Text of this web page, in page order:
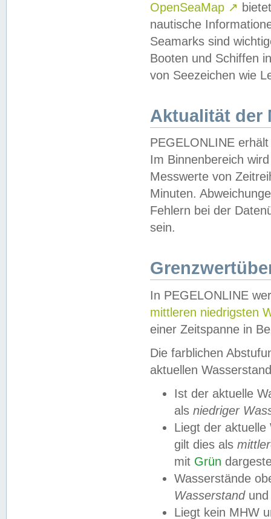
OpenSeaMap ↗
nautische
Seamarks sind
Booten und Schiffen
von Seezeichen wie
Aktualität der
PEGELONLINE
Im Binnenbereich
Messwerte von
Minuten.
Fehlern bei der
sein.
In PEGELONLINE
mittleren niedrigsten
einer Zeitspanne in
Die farblichen
aktuellen
Ist der aktuelle
als niedriger
Liegt der
gilt dies als
mit Grün
Wasserstände
Wasserstandund
Liegt kein MHW